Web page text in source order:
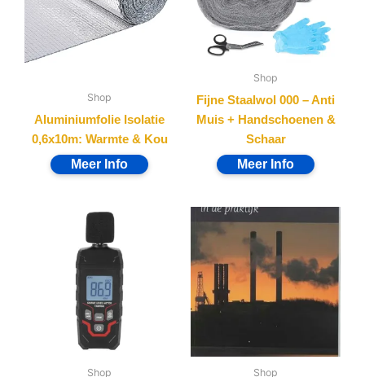
Shop
Aluminiumfolie Isolatie
0,6x10m: Warmte & Kou
Shop
Fijne Staalwol 000 – Anti
Muis + Handschoenen &
Schaar
Shop Shop